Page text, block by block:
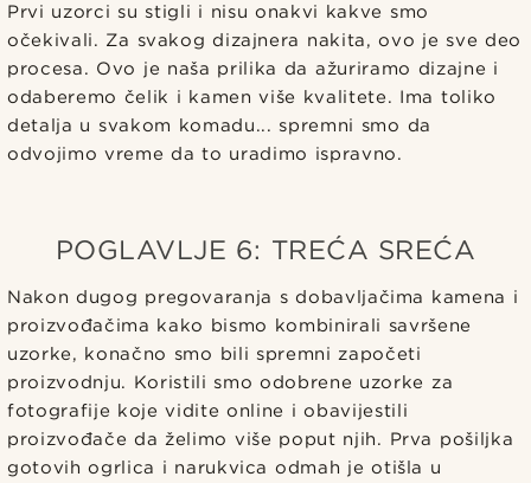
Prvi uzorci su stigli i nisu onakvi kakve smo
očekivali. Za svakog dizajnera nakita, ovo je sve deo
procesa. Ovo je naša prilika da ažuriramo dizajne i
odaberemo čelik i kamen više kvalitete. Ima toliko
detalja u svakom komadu... spremni smo da
odvojimo vreme da to uradimo ispravno.
POGLAVLJE 6: TREĆA SREĆA
Nakon dugog pregovaranja s dobavljačima kamena i
proizvođačima kako bismo kombinirali savršene
uzorke, konačno smo bili spremni započeti
proizvodnju. Koristili smo odobrene uzorke za
fotografije koje vidite online i obavijestili
proizvođače da želimo više poput njih. Prva pošiljka
gotovih ogrlica i narukvica odmah je otišla u